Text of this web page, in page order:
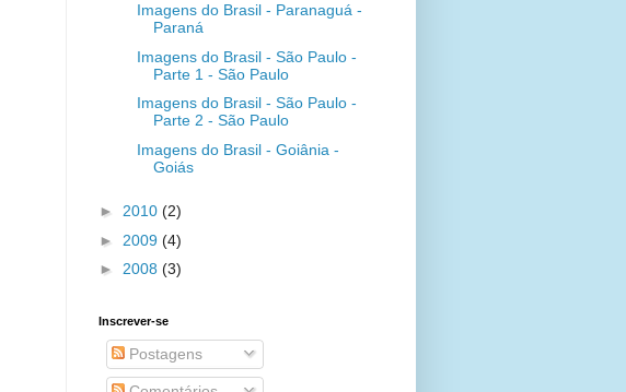
Imagens do Brasil - Paranaguá -
Paraná
Imagens do Brasil - São Paulo -
Parte 1 - São Paulo
Imagens do Brasil - São Paulo -
Parte 2 - São Paulo
Imagens do Brasil - Goiânia -
Goiás
► 2010 (2)
► 2009 (4)
► 2008 (3)
Inscrever-se
Postagens